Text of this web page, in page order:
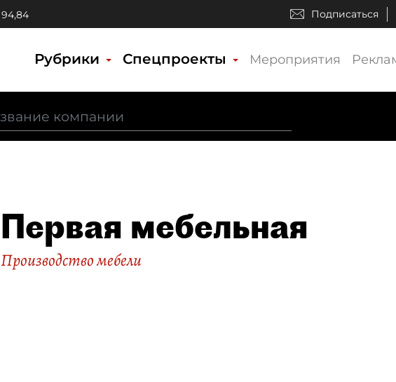
94,84 Подписаться
Рубрики Спецпроекты Мероприятия
Первая мебельная
Производство мебели